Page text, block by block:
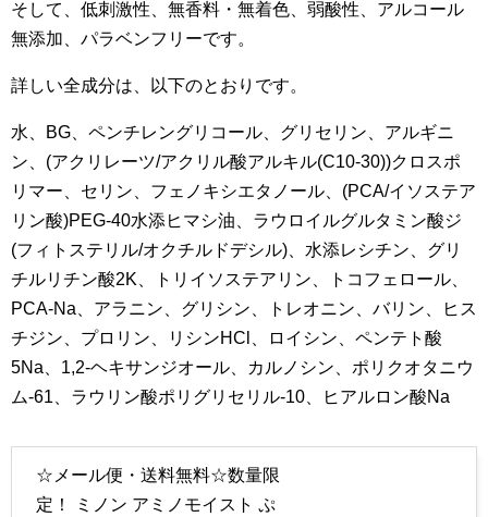
そして、低刺激性、無香料・無着色、弱酸性、アルコール
無添加、パラベンフリーです。
詳しい全成分は、以下のとおりです。
水、BG、ペンチレングリコール、グリセリン、アルギニ
ン、(アクリレーツ/アクリル酸アルキル(C10-30))クロスポ
リマー、セリン、フェノキシエタノール、(PCA/イソステア
リン酸)PEG-40水添ヒマシ油、ラウロイルグルタミン酸ジ
(フィトステリル/オクチルドデシル)、水添レシチン、グリ
チルリチン酸2K、トリイソステアリン、トコフェロール、
PCA-Na、アラニン、グリシン、トレオニン、バリン、ヒス
チジン、プロリン、リシンHCl、ロイシン、ペンテト酸
5Na、1,2-ヘキサンジオール、カルノシン、ポリクオタニウ
ム-61、ラウリン酸ポリグリセリル-10、ヒアルロン酸Na
☆メール便・送料無料☆数量限
定！ ミノン アミノモイスト ぷ